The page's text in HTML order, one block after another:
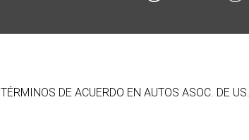
TÉRMINOS DE ACUERDO EN AUTOS ASOC. DE